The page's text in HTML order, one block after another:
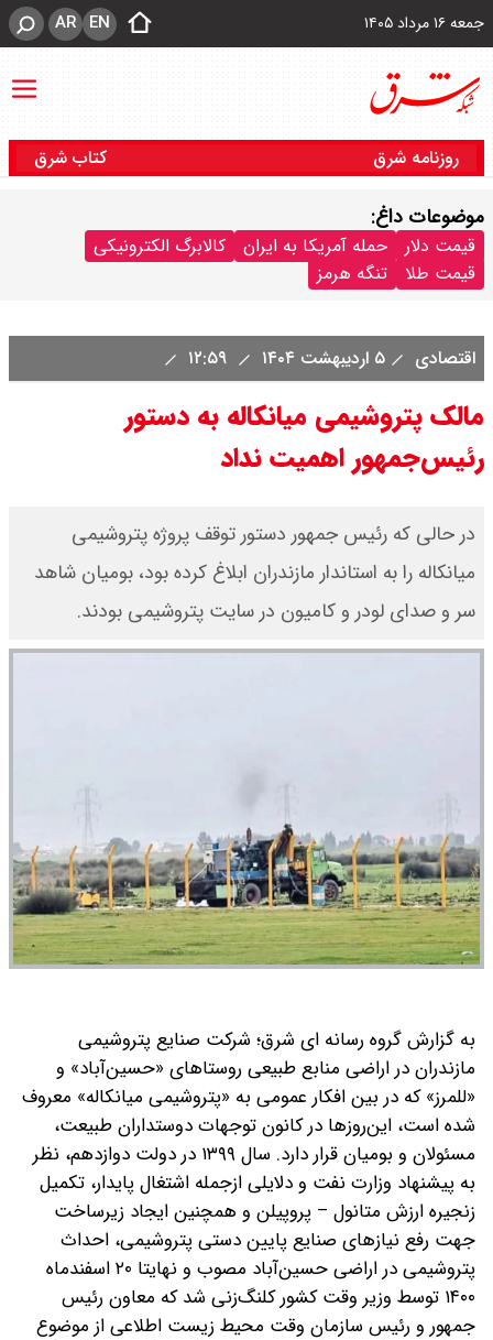
جمعه ۱۶ مرداد ۱۴۰۵ EN
AR
روزنامه شرق کتاب شرق
موضوعات داغ:
قیمت دلار حمله آمریکا به ایران
کالابرگ الکترونیکی
قیمت طلا
تنگه هرمز
اقتصادی ۵ اردیبهشت ۱۴۰۴
مالک پتروشیمی میانکاله به دستور
رئیس‌جمهور اهمیت نداد
در حالی که رئیس جمهور دستور توقف پروژه پتروشیمی
میانکاله را به استاندار مازندران ابلاغ کرده بود، بومیان شاهد
سر و صدای لودر و کامیون ‌در سایت پتروشیمی بودند.
به گزارش گروه رسانه ای شرق؛ شرکت صنایع پتروشیمی
مازندران در اراضی منابع طبیعی روستا‌های «حسین‌آباد» و
«للمرز» که در بین افکار عمومی به «پتروشیمی میانکاله» معروف
شده است، این‌روز‌ها در کانون توجهات دوستداران طبیعت،
مسئولان و بومیان قرار دارد.
سال ۱۳۹۹ در دولت دوازدهم، نظر
به پیشنهاد وزارت نفت و دلایلی ازجمله اشتغال پایدار، تکمیل
زنجیره ارزش متانول – پروپیلن و همچنین ایجاد زیرساخت
جهت رفع نیاز‌های صنایع پایین دستی پتروشیمی، احداث
پتروشیمی در اراضی حسین‌آباد مصوب و نهایتا ۲۰ اسفندماه
۱۴۰۰ توسط وزیر وقت کشور کلنگ‌زنی شد که معاون رئیس
جمهور و رئیس سازمان وقت محیط زیست اطلاعی از موضوع